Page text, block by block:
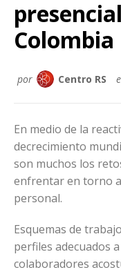
Colombia
por Centro RS
En medio de la
decrecimiento
son muchos los
enfrentar en torno
personal.
Esquemas de
perfiles adecuados
colaboradores